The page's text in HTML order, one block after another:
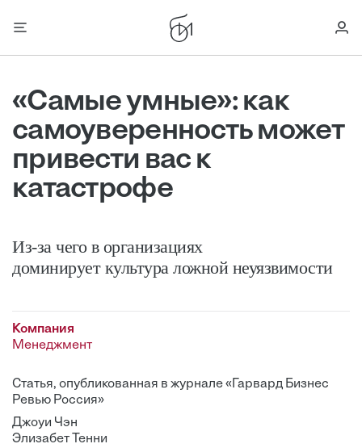
«Самые умные»: как
самоуверенность может
привести вас к
катастрофе
Из-за чего в организациях
доминирует культура ложной неуязвимости
Компания
Менеджмент
Статья, опубликованная в журнале «Гарвард Бизнес
Ревью Россия»
Джоуи Чэн
Элизабет Тенни